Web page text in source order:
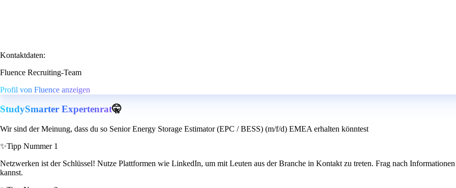
Kontaktdaten:
Fluence Recruiting-Team
Profil von Fluence anzeigen
StudySmarter Expertenrat🤫
Wir sind der Meinung, dass du so Senior Energy Storage Estimator (EPC / BESS) (m/f/d) EMEA erhalten könntest
✨Tipp Nummer 1
Netzwerken ist der Schlüssel! Nutze Plattformen wie LinkedIn, um mit Leuten aus der Branche in Kontakt zu treten. Frag nach
kannst.